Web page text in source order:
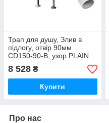
Трап для душу, Злив в
підлогу, отвір 90мм
CD150-90-B, узор PLAIN
8 528 ₴
Купити
Про нас